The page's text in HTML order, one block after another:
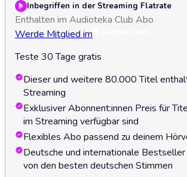
Inbegriffen in der Streaming Flatrate
Enthalten im Audioteka Club Abo
Werde Mitglied im
Teste 30 Tage gratis
Dieser und weitere 80.000 Titel
Streaming
Exklusiver Abonnent:innen Preis für
im Streaming verfügbar sind
Flexibles Abo passend zu deinem
Deutsche und internationale
von den besten deutschen Stimmen